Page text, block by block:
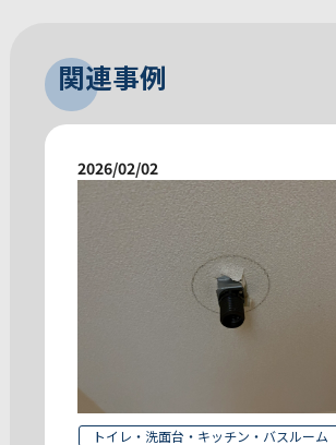
関連事例
2026/02/02
トイレ・洗面台・キッチン・バスルーム